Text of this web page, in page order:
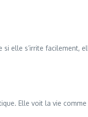
elle s’irrite facilement,
Elle voit la vie